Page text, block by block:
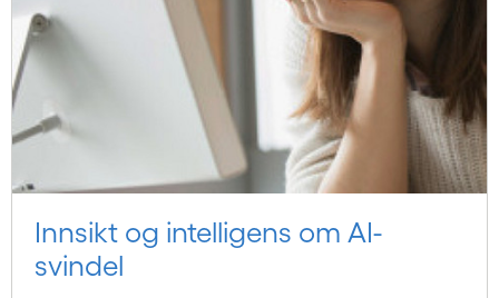
Innsikt og intelligens om AI-
svindel